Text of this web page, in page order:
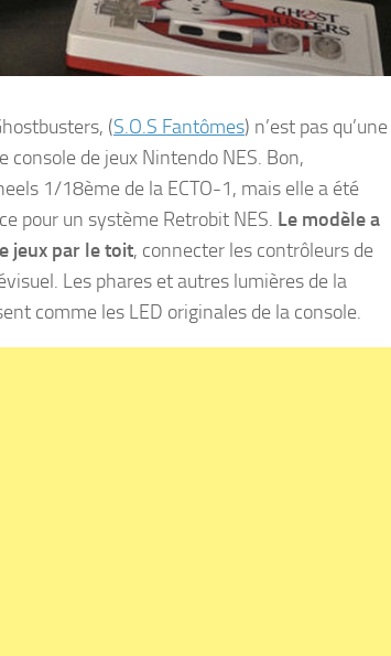
(S.O.S Fantômes) n’est pas qu’une
console de jeux Nintendo NES. Bon,
1/18ème de la ECTO-1, mais elle a été
pour un système Retrobit NES. Le modèle a
jeux par le toit, connecter les contrôleurs de
Les phares et autres lumières de la
comme les LED originales de la console.